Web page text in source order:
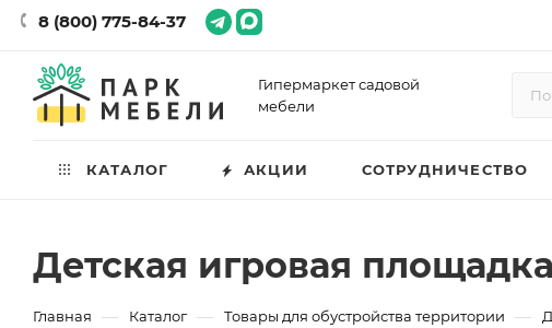
8 (800) 775-84-37
Гипермаркет садовой
мебели
КАТАЛОГ АКЦИИ СОТРУДНИЧЕСТВО
Детская игровая
Главная — Каталог — Товары для обустройства территории —